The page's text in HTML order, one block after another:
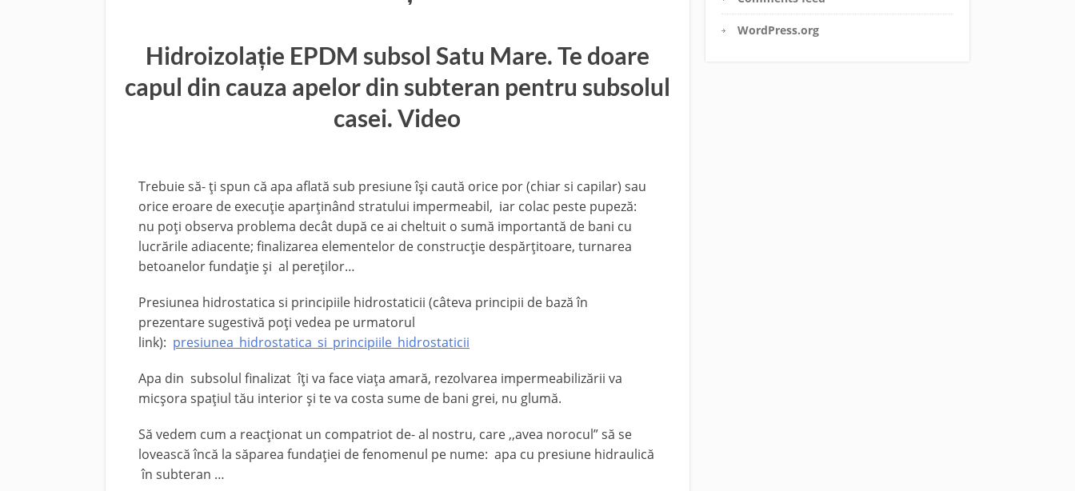
Hidroizolație EPDM subsol Satu Mare. Te doare
capul din cauza apelor din subteran pentru subsolul
casei. Video
Trebuie să- ţi spun că apa aflată sub presiune îşi caută orice por (chiar si capilar) sau
orice eroare de execuţie aparţinând stratului impermeabil, iar colac peste pupeză:
nu poţi observa problema decât după ce ai cheltuit o sumă importantă de bani cu
lucrările adiacente; finalizarea elementelor de construcţie despărţitoare, turnarea
betoanelor fundaţie şi al pereţilor…
Presiunea hidrostatica si principiile hidrostaticii (câteva principii de bază în
prezentare sugestivă poţi vedea pe urmatorul
link): presiunea_hidrostatica_si_principiile_hidrostaticii
Apa din subsolul finalizat îţi va face viaţa amară, rezolvarea impermeabilizării va
micşora spaţiul tău interior şi te va costa sume de bani grei, nu glumă.
Să vedem cum a reacţionat un compatriot de- al nostru, care ,,avea norocul” să se
lovească încă la săparea fundaţiei de fenomenul pe nume: apa cu presiune hidraulică
în subteran …
WordPress.org